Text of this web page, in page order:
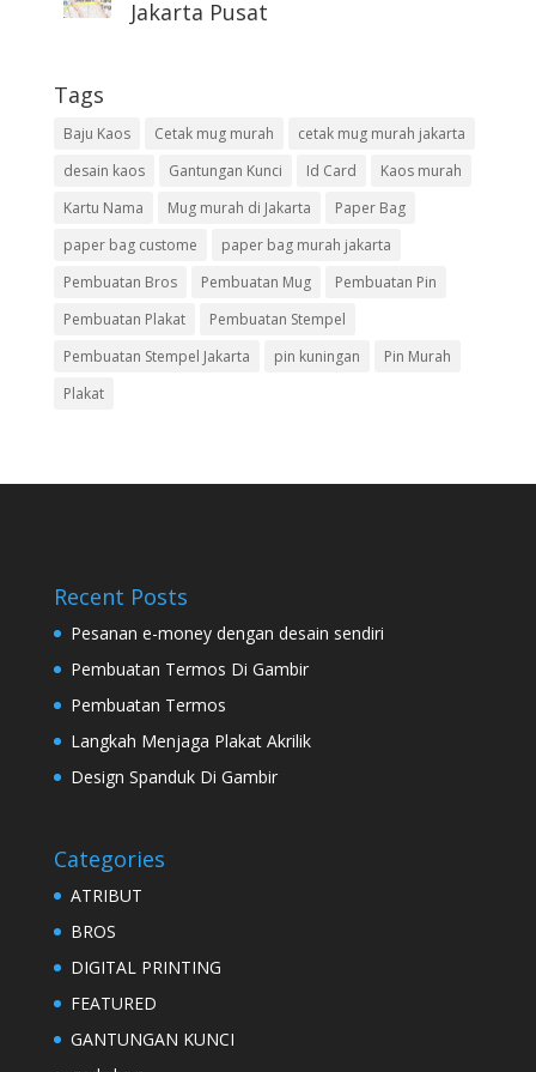
Jakarta Pusat
Tags
Baju Kaos Cetak mug murah
cetak mug murah jakarta
desain kaos
Gantungan Kunci Id Card
Kaos murah
Kartu Nama
Mug murah di Jakarta
Paper Bag
paper bag custome
paper bag murah jakarta
Pembuatan Bros
Pembuatan Mug
Pembuatan Pin
Pembuatan Plakat
Pembuatan Stempel
Pembuatan Stempel Jakarta
pin kuningan
Pin Murah
Plakat
Recent Posts
Pesanan e-money dengan desain sendiri
Pembuatan Termos Di Gambir
Pembuatan Termos
Langkah Menjaga Plakat Akrilik
Design Spanduk Di Gambir
Categories
ATRIBUT
BROS
DIGITAL PRINTING
FEATURED
GANTUNGAN KUNCI